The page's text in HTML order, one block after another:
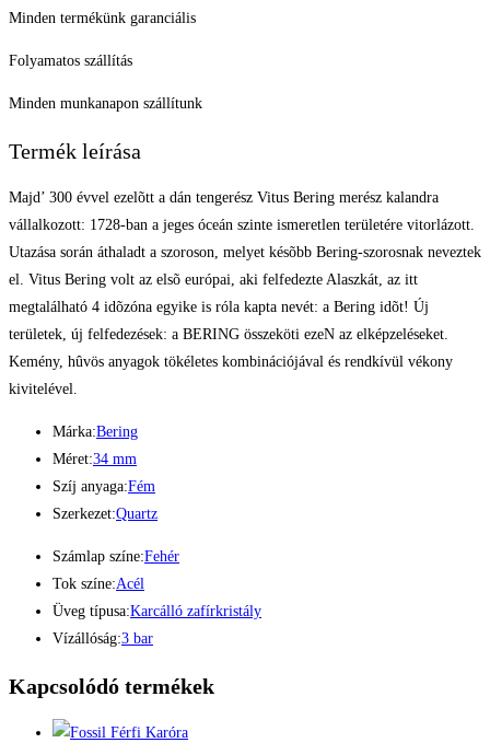
Minden termékünk garanciális
Folyamatos szállítás
Minden munkanapon szállítunk
Termék leírása
Majd’ 300 évvel ezelõtt a dán tengerész Vitus Bering merész kalandra
vállalkozott: 1728-ban a jeges óceán szinte ismeretlen területére vitorlázott.
Utazása során áthaladt a szoroson, melyet késõbb Bering-szorosnak neveztek
el. Vitus Bering volt az elsõ európai, aki felfedezte Alaszkát, az itt
megtalálható 4 idõzóna egyike is róla kapta nevét: a Bering idõt! Új
területek, új felfedezések: a BERING összeköti ezeN az elképzeléseket.
Kemény, hûvös anyagok tökéletes kombinációjával és rendkívül vékony
kivitelével.
Márka:Bering
Méret:34 mm
Szíj anyaga:Fém
Szerkezet:Quartz
Számlap színe:Fehér
Tok színe:Acél
Üveg típusa:Karcálló zafírkristály
Vízállóság:3 bar
Kapcsolódó termékek